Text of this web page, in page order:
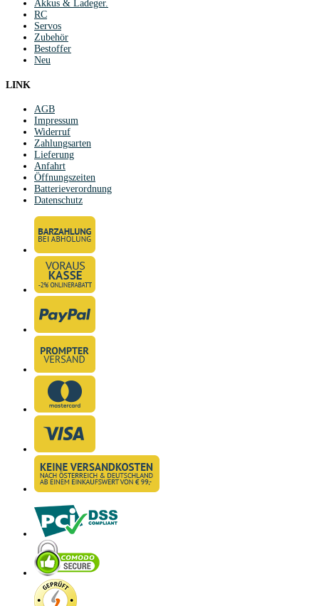
Akkus & Ladeger.
RC
Servos
Zubehör
Bestoffer
Neu
LINK
AGB
Impressum
Widerruf
Zahlungsarten
Lieferung
Anfahrt
Öffnungszeiten
Batterieverordnung
Datenschutz